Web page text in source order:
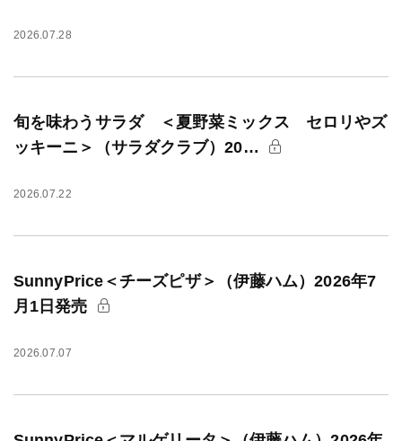
2026.07.28
旬を味わうサラダ ＜夏野菜ミックス セロリやズ
ッキーニ＞（サラダクラブ）20…
2026.07.22
SunnyPrice＜チーズピザ＞（伊藤ハム）2026年7
月1日発売
2026.07.07